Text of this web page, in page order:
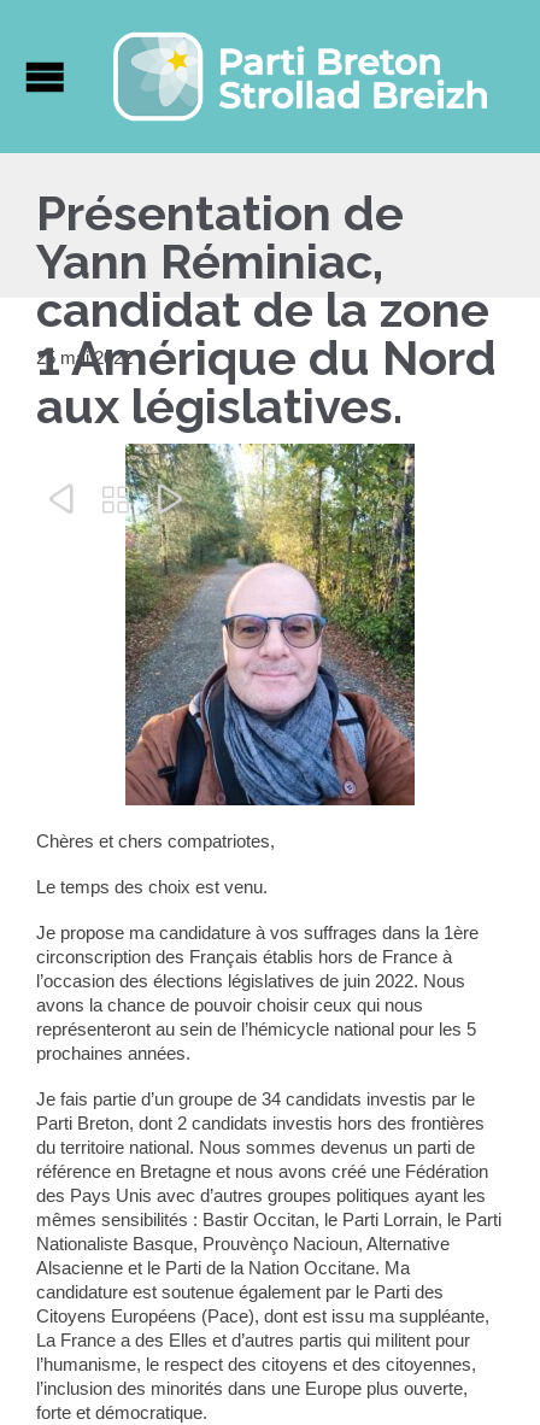
Présentation de
Yann Réminiac,
candidat de la zone
1 Amérique du Nord
aux législatives.
  
25 mai 2022
Chères et chers compatriotes,
Le temps des choix est venu.
Je propose ma candidature à vos suffrages dans la 1ère
circonscription des Français établis hors de France à
l’occasion des élections législatives de juin 2022. Nous
avons la chance de pouvoir choisir ceux qui nous
représenteront au sein de l’hémicycle national pour les 5
prochaines années.
Je fais partie d’un groupe de 34 candidats investis par le
Parti Breton, dont 2 candidats investis hors des frontières
du territoire national. Nous sommes devenus un parti de
référence en Bretagne et nous avons créé une Fédération
des Pays Unis avec d’autres groupes politiques ayant les
mêmes sensibilités : Bastir Occitan, le Parti Lorrain, le Parti
Nationaliste Basque, Prouvènço Nacioun, Alternative
Alsacienne et le Parti de la Nation Occitane. Ma
candidature est soutenue également par le Parti des
Citoyens Européens (Pace), dont est issu ma suppléante,
La France a des Elles et d’autres partis qui militent pour
l’humanisme, le respect des citoyens et des citoyennes,
l’inclusion des minorités dans une Europe plus ouverte,
forte et démocratique.